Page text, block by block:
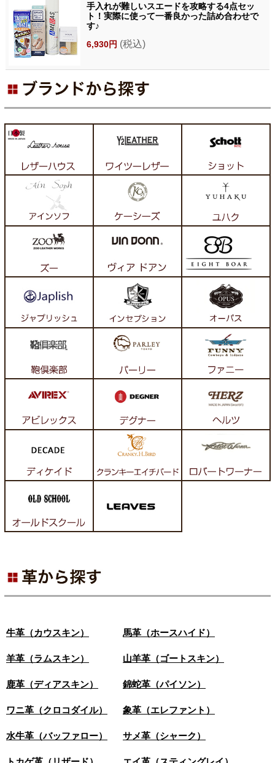
手入れが難しいスエードを攻略する4点セッ
ト！実際に使って一番良かった詰め合わせで
す♪
6,930円 (税込)